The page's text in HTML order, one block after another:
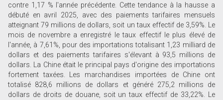
contre 1,17 % l'année précédente. Cette tendance à la hausse a
débuté en avril 2025, avec des paiements tarifaires mensuels
atteignant 79 millions de dollars, soit un taux effectif de 3,59%. Le
mois de novembre a enregistré le taux effectif le plus élevé de
l'année, à 7,61%, pour des importations totalisant 1,23 milliard de
dollars et des paiements tarifaires s'élevant à 93,5 millions de
dollars. La Chine était le principal pays d'origine des importations
fortement taxées. Les marchandises importées de Chine ont
totalisé 828,6 millions de dollars et généré 275,2 millions de
dollars de droits de douane, soit un taux effectif de 33,22%. Le